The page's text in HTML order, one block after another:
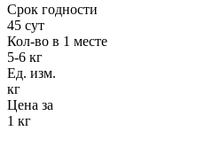
Срок годности
45 сут
Кол-во в 1 месте
5-6 кг
Ед. изм.
кг
Цена за
1 кг